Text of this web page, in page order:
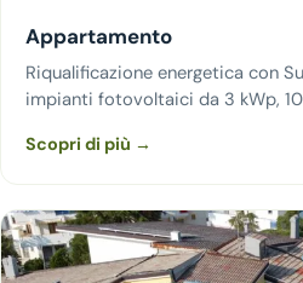
Appartamento
Riqualificazione energetica con
impianti fotovoltaici da 3 kWp,
Scopri di più →